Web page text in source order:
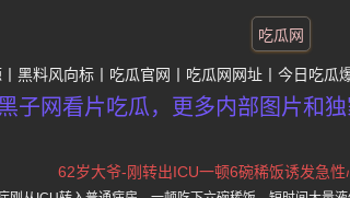
吃瓜网
黑料风向标 吃瓜官网 吃瓜网网址 今日吃瓜
子网看片吃瓜，更多内部图片和
62岁大爷-刚转出ICU一顿6碗稀饭诱发急